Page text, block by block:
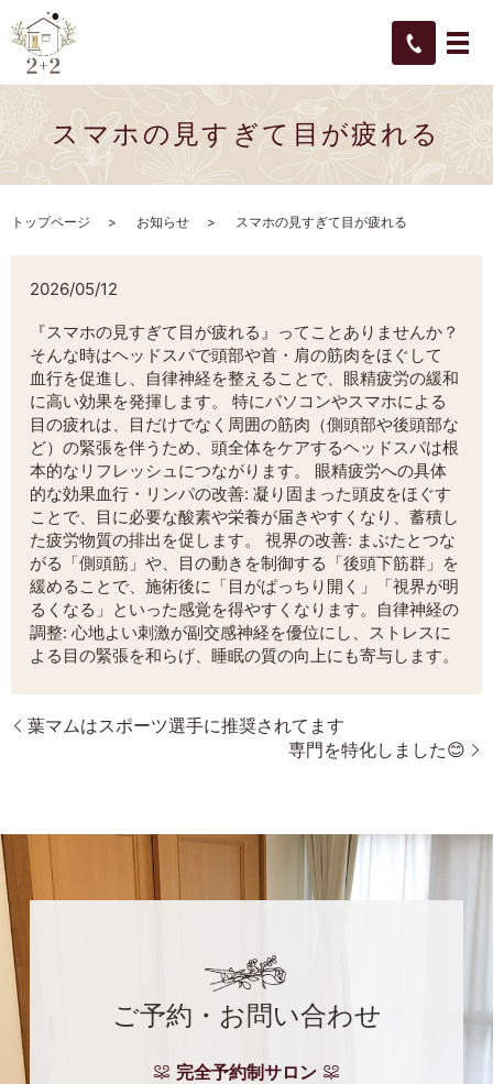
スマホの見すぎて目が疲れる
トップページ お知らせ スマホの見すぎて目が疲れる
2026/05/12
『スマホの見すぎて目が疲れる』ってことありませんか？
そんな時はヘッドスパで頭部や首・肩の筋肉をほぐして
血行を促進し、自律神経を整えることで、眼精疲労の緩和
に高い効果を発揮します。 特にパソコンやスマホによる
目の疲れは、目だけでなく周囲の筋肉（側頭部や後頭部な
ど）の緊張を伴うため、頭全体をケアするヘッドスパは根
本的なリフレッシュにつながります。 眼精疲労への具体
的な効果血行・リンパの改善: 凝り固まった頭皮をほぐす
ことで、目に必要な酸素や栄養が届きやすくなり、蓄積し
た疲労物質の排出を促します。 視界の改善: まぶたとつな
がる「側頭筋」や、目の動きを制御する「後頭下筋群」を
緩めることで、施術後に「目がぱっちり開く」「視界が明
るくなる」といった感覚を得やすくなります。自律神経の
調整: 心地よい刺激が副交感神経を優位にし、ストレスに
よる目の緊張を和らげ、睡眠の質の向上にも寄与します。
葉マムはスポーツ選手に推奨されてます
専門を特化しました😊
ご予約・お問い合わせ
完全予約制サロン